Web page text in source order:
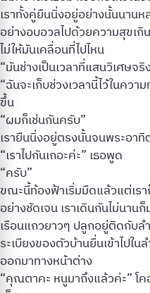
เราทั้งคู่ยืนนิ่งอยู่อย่างนั้นนาน
อย่างอบอวลไปด้วยความสุขเ
ไม่ให้มันเคลื่อนที่ไปไหน
“มันช่างเป็นเวลาที่แสนวิเศษจ
“ฉันจะเก็บช่วงเวลานี้ไว้ในคว
ขึ้น
“ผมก็เช่นกันครับ”
เรายืนนิ่งอยู่ตรงนั้นจนพระอา
“เราไปกันเถอะค่ะ” เธอพูด
“ครับ”
ขณะนี้ท้องฟ้าเริ่มมืดแล้วแต่เร
อย่างชัดเจน เราเดินกันไม่นา
เรือนแถวยาวๆ ปลูกอยู่ติดกับล
ระเบียงของตัวบ้านยื่นเข้าไปใ
ออกมาทางหน้าต่าง
“คุณตาคะ หนูมาถึงแล้วค่ะ” โค